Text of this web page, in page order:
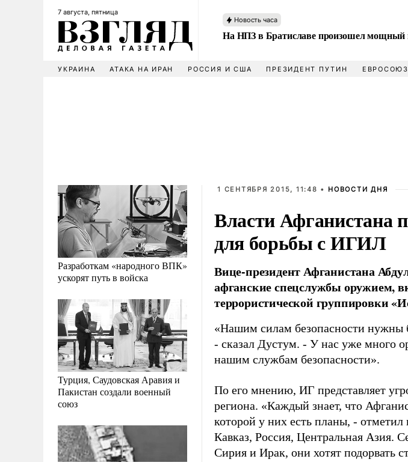
7 августа, пятница
Новость часа
На НПЗ в Братиславе произошел мощный
УКРАИНА АТАКА НА ИРАН РОССИЯ И США ПРЕЗИДЕНТ ПУТИН ЕВРОСОЮЗ
Разработкам «народного ВПК»
ускорят путь в войска
Турция, Саудовская Аравия и
Пакистан создали военный
союз
1 СЕНТЯБРЯ 2015, 11:48 • НОВОСТИ ДНЯ
Власти Афганистана
для борьбы с ИГИЛ
Вице-президент Афганистана
афганские спецслужбы оружием,
террористической группировки
«Нашим силам безопасности нужны
- сказал Дустум. - У нас уже много
нашим службам безопасности».
По его мнению, ИГ представляет
региона. «Каждый знает, что
которой у них есть планы, -
Кавказ, Россия, Центральная Азия.
Сирия и Ирак, они хотят подорвать